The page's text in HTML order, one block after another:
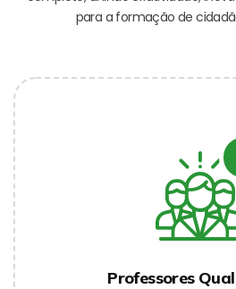
para a formação de
Professores